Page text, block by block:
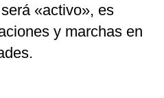
«activo», es
y marchas en